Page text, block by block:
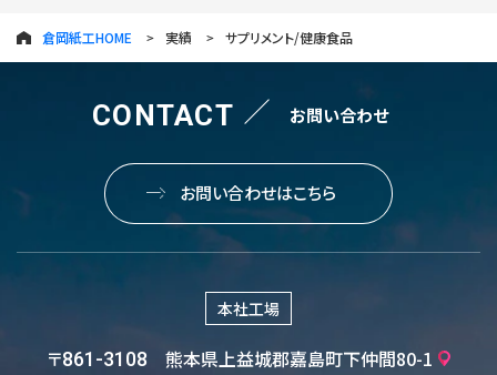
倉岡紙工HOME 実績 サプリメント/健康食品
CONTACT お問い合わせ
お問い合わせはこちら
本社工場
〒861-3108 熊本県上益城郡嘉島町下仲間80-1